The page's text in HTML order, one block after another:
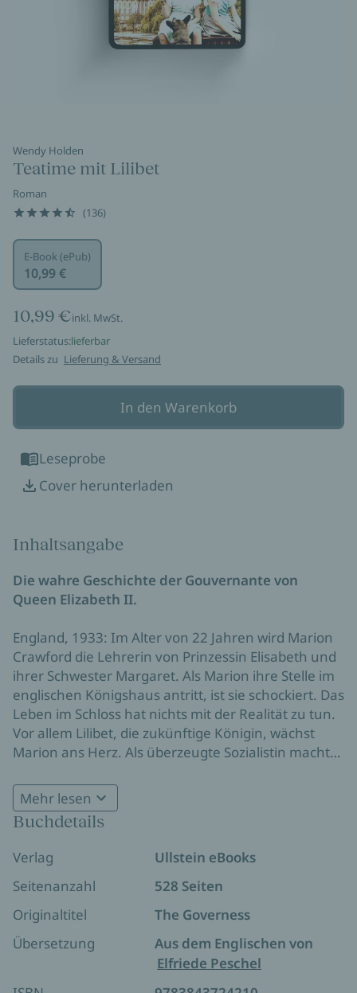
Wendy Holden
Teatime mit Lilibet
Roman
(136)
E-Book (ePub)
10,99 €
10,99 €inkl. MwSt.
Lieferstatus:lieferbar
Details zu Lieferung & Versand
In den Warenkorb
Leseprobe
Cover herunterladen
Inhaltsangabe
Die wahre Geschichte der Gouvernante von
Queen Elizabeth II.
England, 1933: Im Alter von 22 Jahren wird Marion
Crawford die Lehrerin von Prinzessin Elisabeth und
ihrer Schwester Margaret. Als Marion ihre Stelle im
englischen Königshaus antritt, ist sie schockiert. Das
Leben im Schloss hat nichts mit der Realität zu tun.
Vor allem Lilibet, die zukünftige Königin, wächst
Marion ans Herz. Als überzeugte Sozialistin macht
zu zeigen. Sie fährt mit ihr Metro und Bus, geht in
öffentliche Schwimmbäder und macht
Weihnachtseinkäufe bei Woolworth’s. Ihr Einfluss
auf die zukünftige Queen ist gewaltig. Doch Marion
ahnt nicht, wie sehr sich auch ihr eigenes Leben
durch die Royals verändern wird.
Mehr lesen
Buchdetails
Verlag
Ullstein eBooks
Seitenanzahl
528 Seiten
Originaltitel
The Governess
Übersetzung
Aus dem Englischen von
Elfriede Peschel